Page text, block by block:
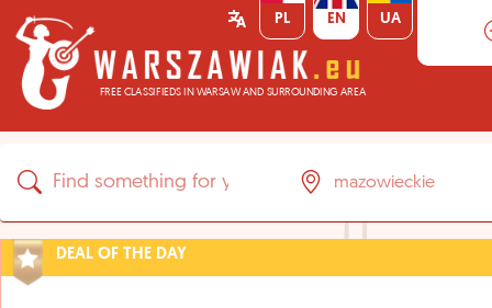
FREE CLASSIFIEDS IN WARSAW AND SURROUNDING AREA
PL EN UA
DEAL OF THE DAY